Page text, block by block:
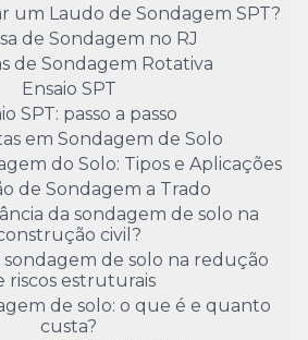
um Laudo de Sondagem SPT?
de Sondagem no RJ
de Sondagem Rotativa
Ensaio SPT
SPT: passo a passo
em Sondagem de Solo
do Solo: Tipos e Aplicações
de Sondagem a Trado
da sondagem de solo na
civil?
de solo na redução
riscos estruturais
de solo: o que é e quanto
custa?